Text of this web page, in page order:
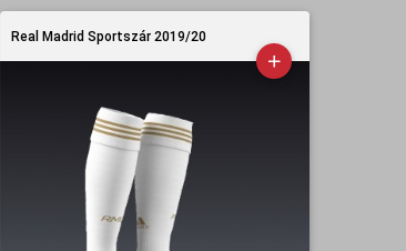
Real Madrid Sportszár 2019/20